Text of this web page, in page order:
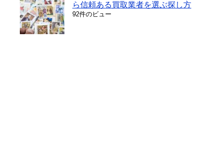
ら信頼ある買取業者を選ぶ探し方
92件のビュー